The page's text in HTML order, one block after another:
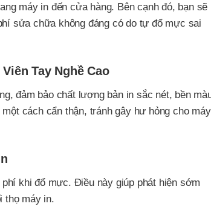
máy in đến cửa hàng. Bên cạnh đó, bạn sẽ
sửa chữa không đáng có do tự đổ mực sai
Tay Nghề Cao
đảm bảo chất lượng bản in sắc nét, bền
cách cẩn thận, tránh gây hư hỏng cho máy
khi đổ mực. Điều này giúp phát hiện sớm
thọ máy in.